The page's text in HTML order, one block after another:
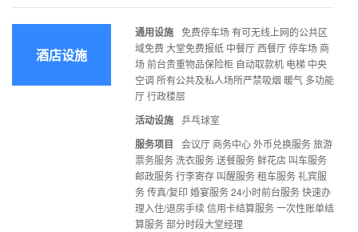
酒店设施
通用设施 免费停车场 有可无线上网的公共区
域免费 大堂免费报纸 中餐厅 西餐厅 停车场 商
场 前台贵重物品保险柜 自动取款机 电梯 中央
空调 所有公共及私人场所严禁吸烟 暖气 多功能
厅 行政楼层
活动设施 乒乓球室
服务项目
会议厅 商务中心 外币兑换服务 旅游
票务服务 洗衣服务 送餐服务 鲜花店 叫车服务
邮政服务 行李寄存 叫醒服务 租车服务 礼宾服
务 传真/复印 婚宴服务 24小时前台服务 快速办
理入住/退房手续 信用卡结算服务 一次性账单结
算服务 部分时段大堂经理